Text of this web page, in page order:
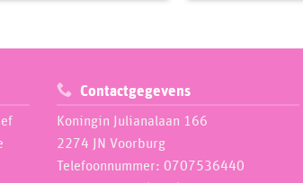
Contactgegevens
Koningin Julianalaan 166
2274 JN Voorburg
Telefoonnummer: 0707536440